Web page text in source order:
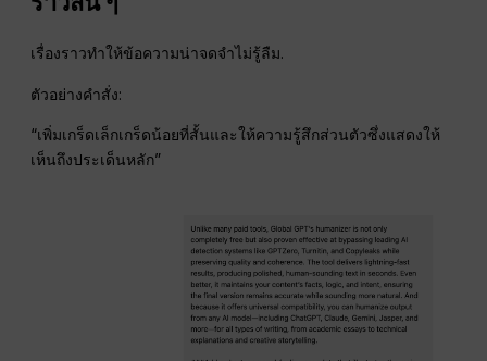
เรื่องราวทำให้ข้อความน่าจดจำไม่รู้ลืม.
ตัวอย่างคำสั่ง:
“เพิ่มเกร็ดเล็กเกร็ดน้อยที่สั้นและให้ความรู้สึกส่วนตัวซึ่งแสดงให้
เห็นถึงประเด็นหลัก”